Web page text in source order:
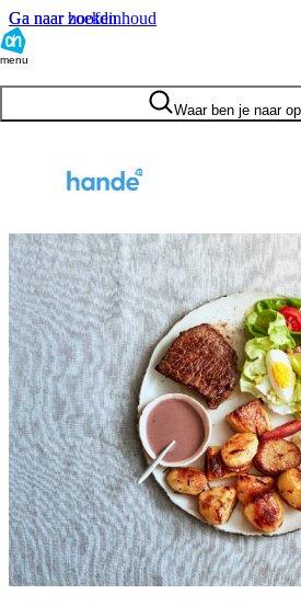
Ga naar hoofdinhoud
Ga naar zoeken
menu
Waar ben je naar